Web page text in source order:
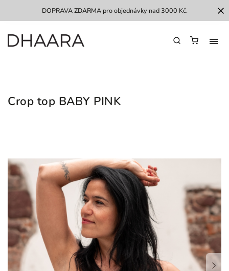
DOPRAVA ZDARMA pro objednávky nad 3000 Kč.
Crop top BABY PINK